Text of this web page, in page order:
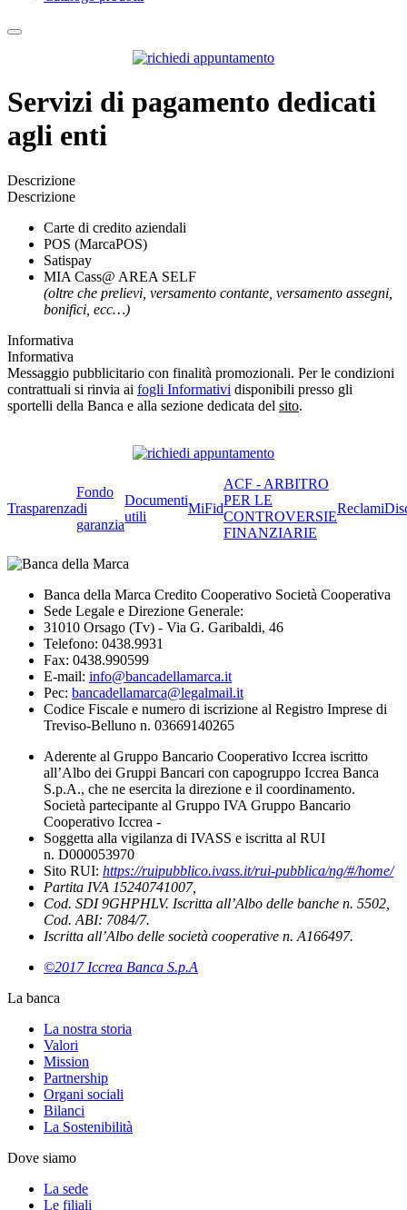
Servizi di pagamento dedicati
agli enti
Descrizione
Descrizione
Carte di credito aziendali
POS (MarcaPOS)
Satispay
MIA Cass@ AREA SELF
(oltre che prelievi, versamento contante, versamento assegni,
bonifici, ecc…)
Informativa
Informativa
Messaggio pubblicitario con finalità promozionali. Per le condizioni
contrattuali si rinvia ai fogli Informativi disponibili presso gli
sportelli della Banca e alla sezione dedicata del sito.
Trasparenza
Fondo
di
garanzia
Documenti
utili
MiFid
ACF - ARBITRO
PER LE
CONTROVERSIE
FINANZIARIE
Reclami
Banca della Marca Credito Cooperativo Società Cooperativa
Sede Legale e Direzione Generale:
31010 Orsago (Tv) - Via G. Garibaldi, 46
Telefono: 0438.9931
Fax: 0438.990599
E-mail: info@bancadellamarca.it
Pec: bancadellamarca@legalmail.it
Codice Fiscale e numero di iscrizione al Registro Imprese di
Treviso-Belluno n. 03669140265
Aderente al Gruppo Bancario Cooperativo Iccrea iscritto
all’Albo dei Gruppi Bancari con capogruppo Iccrea Banca
S.p.A., che ne esercita la direzione e il coordinamento.
Società partecipante al Gruppo IVA Gruppo Bancario
Cooperativo Iccrea -
Soggetta alla vigilanza di IVASS e iscritta al RUI
n. D000053970
Sito RUI: https://ruipubblico.ivass.it/rui-pubblica/ng/#/home/
Partita IVA 15240741007,
Cod. SDI 9GHPHLV. Iscritta all’Albo delle banche n. 5502,
Cod. ABI: 7084/7.
Iscritta all’Albo delle società cooperative n. A166497.
©2017 Iccrea Banca S.p.A
La banca
La nostra storia
Valori
Mission
Partnership
Organi sociali
Bilanci
La Sostenibilità
Dove siamo
La sede
Le filiali